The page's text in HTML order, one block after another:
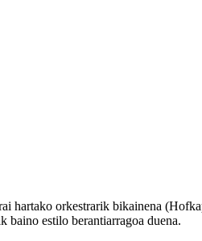
hartako orkestrarik bikainena
baino estilo berantiarragoa duena.